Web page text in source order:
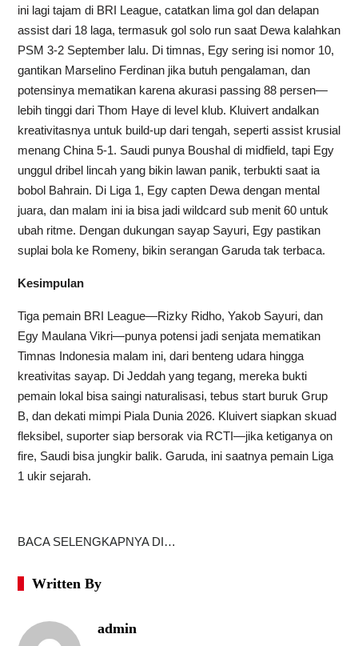
ini lagi tajam di BRI League, catatkan lima gol dan delapan
assist dari 18 laga, termasuk gol solo run saat Dewa kalahkan
PSM 3-2 September lalu. Di timnas, Egy sering isi nomor 10,
gantikan Marselino Ferdinan jika butuh pengalaman, dan
potensinya mematikan karena akurasi passing 88 persen—
lebih tinggi dari Thom Haye di level klub. Kluivert andalkan
kreativitasnya untuk build-up dari tengah, seperti assist krusial
menang China 5-1. Saudi punya Boushal di midfield, tapi Egy
unggul dribel lincah yang bikin lawan panik, terbukti saat ia
bobol Bahrain. Di Liga 1, Egy capten Dewa dengan mental
juara, dan malam ini ia bisa jadi wildcard sub menit 60 untuk
ubah ritme. Dengan dukungan sayap Sayuri, Egy pastikan
suplai bola ke Romeny, bikin serangan Garuda tak terbaca.
Kesimpulan
Tiga pemain BRI League—Rizky Ridho, Yakob Sayuri, dan
Egy Maulana Vikri—punya potensi jadi senjata mematikan
Timnas Indonesia malam ini, dari benteng udara hingga
kreativitas sayap. Di Jeddah yang tegang, mereka bukti
pemain lokal bisa saingi naturalisasi, tebus start buruk Grup
B, dan dekati mimpi Piala Dunia 2026. Kluivert siapkan skuad
fleksibel, suporter siap bersorak via RCTI—jika ketiganya on
fire, Saudi bisa jungkir balik. Garuda, ini saatnya pemain Liga
1 ukir sejarah.
BACA SELENGKAPNYA DI…
Written By
admin